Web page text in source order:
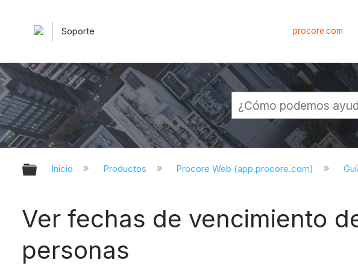
Soporte procore.com
Expandir/contraer jerarquía global
Inicio Productos Procore Web (app.procore.com)
Ver fechas de vencimiento
personas